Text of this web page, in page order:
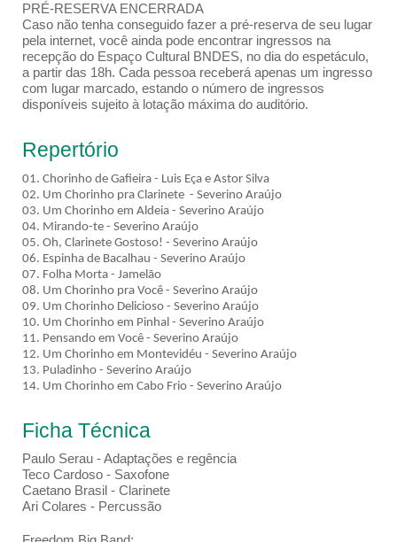
PRÉ-RESERVA ENCERRADA
Caso não tenha conseguido fazer a pré-reserva de seu lugar
pela internet, você ainda pode encontrar ingressos na
recepção do Espaço Cultural BNDES, no dia do espetáculo,
a partir das 18h. Cada pessoa receberá apenas um ingresso
com lugar marcado, estando o número de ingressos
disponíveis sujeito à lotação máxima do auditório.
Repertório
01. Chorinho de Gafieira - Luis Eça e Astor Silva
02. Um Chorinho pra Clarinete - Severino Araújo
03. Um Chorinho em Aldeia - Severino Araújo
04. Mirando-te - Severino Araújo
05. Oh, Clarinete Gostoso! - Severino Araújo
06. Espinha de Bacalhau - Severino Araújo
07. Folha Morta - Jamelão
08. Um Chorinho pra Você - Severino Araújo
09. Um Chorinho Delicioso - Severino Araújo
10. Um Chorinho em Pinhal - Severino Araújo
11. Pensando em Você - Severino Araújo
12. Um Chorinho em Montevidéu - Severino Araújo
13. Puladinho - Severino Araújo
14. Um Chorinho em Cabo Frio - Severino Araújo
Ficha Técnica
Paulo Serau - Adaptações e regência
Teco Cardoso - Saxofone
Caetano Brasil - Clarinete
Ari Colares - Percussão